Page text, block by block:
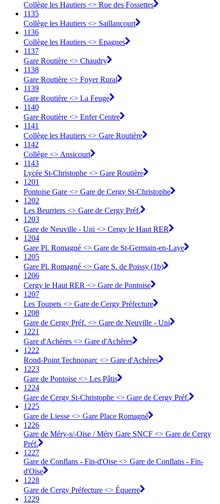
Collège les Hautiers <> Rue des Fossettes
1135
Collège les Hautiers <> Saillancourt
1136
Collège les Hautiers <> Epagnes
1137
Gare Routière <> Chaudry
1138
Gare Routière <> Foyer Rural
1139
Gare Routière <> La Feuge
1140
Gare Routière <> Enfer Centre
1141
Collège les Hautiers <> Gare Routière
1142
Collège <> Ansicourt
1143
Lycée St-Christophe <> Gare Routière
1201
Pontoise Gare <> Gare de Cergy St-Christophe
1202
Les Beurriers <> Gare de Cergy Préf.
1203
Gare de Neuville - Uni <> Cergy le Haut RER
1204
Gare Pl. Romagné <> Gare de St-Germain-en-Laye
1205
Gare Pl. Romagné <> Gare S. de Poissy (1b)
1206
Cergy le Haut RER <> Gare de Pontoise
1207
Les Toupets <> Gare de Cergy Préfecture
1208
Gare de Cergy Préf. <> Gare de Neuville - Uni
1221
Gare d'Achères <> Gare d'Achères
1222
Rond-Point Technoparc <> Gare d'Achères
1223
Gare de Pontoise <> Les Pâtis
1224
Gare de Cergy St-Christophe <> Gare de Cergy Préf.
1225
Gare de Liesse <> Gare Place Romagné
1226
Gare de Méry-s/-Oise / Méry Gare SNCF <> Gare de Cergy
Préf.
1227
Gare de Conflans - Fin-d'Oise <> Gare de Conflans - Fin-
d'Oise
1228
Gare de Cergy Préfecture <> Équerre
1229